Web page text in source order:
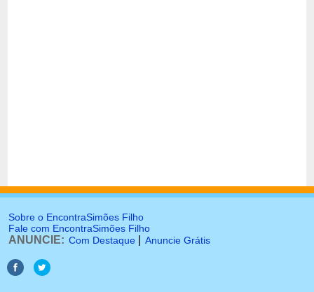
Sobre o EncontraSimões Filho
Fale com EncontraSimões Filho
ANUNCIE: Com Destaque Anuncie Grátis